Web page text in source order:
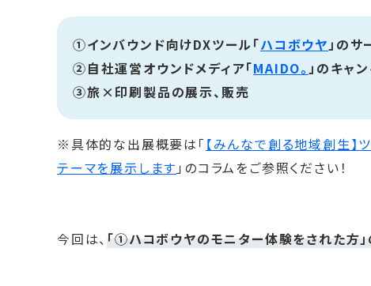
①インバウンド向けDXツール「ハコボウヤ」の
②自社運営オウンドメディア「MAIDO。」のキャ
③旅×印刷製品の展示、販売
※具体的な出展概要は「 【みんなで創る地域創生】
テーマを展示します 」のコラムをご参照ください！
今回は、「①ハコボウヤのモニター体験をされた方